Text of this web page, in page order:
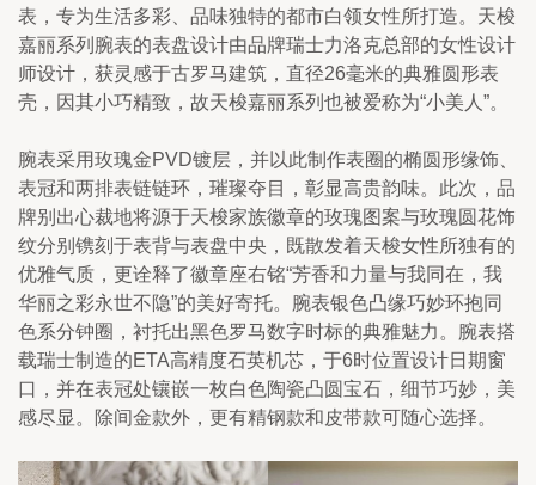
表，专为生活多彩、品味独特的都市白领女性所打造。天梭
嘉丽系列腕表的表盘设计由品牌瑞士力洛克总部的女性设计
师设计，获灵感于古罗马建筑，直径26毫米的典雅圆形表
壳，因其小巧精致，故天梭嘉丽系列也被爱称为“小美人”。
腕表采用玫瑰金PVD镀层，并以此制作表圈的椭圆形缘饰、
表冠和两排表链链环，璀璨夺目，彰显高贵韵味。此次，品
牌别出心裁地将源于天梭家族徽章的玫瑰图案与玫瑰圆花饰
纹分别镌刻于表背与表盘中央，既散发着天梭女性所独有的
优雅气质，更诠释了徽章座右铭“芳香和力量与我同在，我
华丽之彩永世不隐”的美好寄托。腕表银色凸缘巧妙环抱同
色系分钟圈，衬托出黑色罗马数字时标的典雅魅力。腕表搭
载瑞士制造的ETA高精度石英机芯，于6时位置设计日期窗
口，并在表冠处镶嵌一枚白色陶瓷凸圆宝石，细节巧妙，美
感尽显。除间金款外，更有精钢款和皮带款可随心选择。